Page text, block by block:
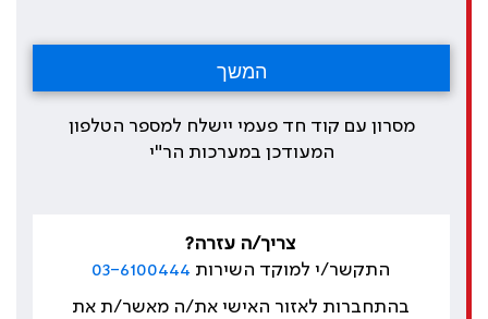
מסרון עם קוד חד פעמי יישלח למספר הטלפון
המעודכן במערכות הר"י
צריך/ה עזרה?
התקשר/י למוקד השירות 03-6100444
בהתחברות לאזור האישי את/ה מאשר/ת את